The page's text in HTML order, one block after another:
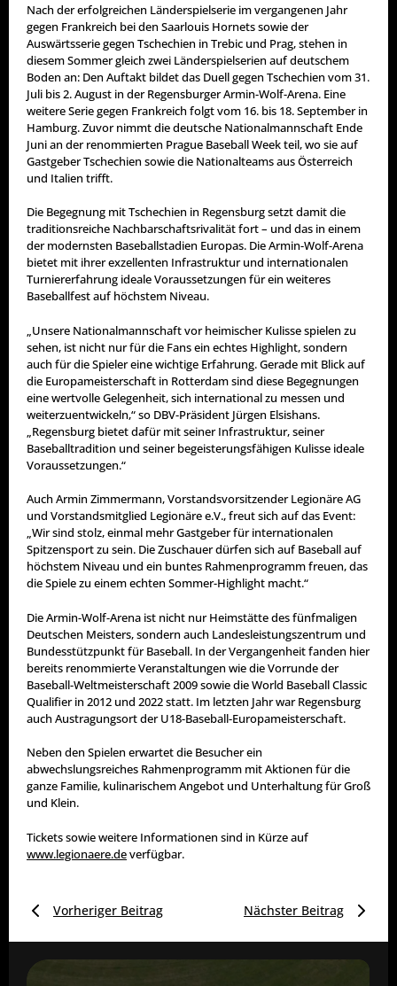
Nach der erfolgreichen Länderspielserie im vergangenen Jahr
gegen Frankreich bei den Saarlouis Hornets sowie der
Auswärtsserie gegen Tschechien in Trebic und Prag, stehen in
diesem Sommer gleich zwei Länderspielserien auf deutschem
Boden an: Den Auftakt bildet das Duell gegen Tschechien vom 31.
Juli bis 2. August in der Regensburger Armin-Wolf-Arena. Eine
weitere Serie gegen Frankreich folgt vom 16. bis 18. September in
Hamburg. Zuvor nimmt die deutsche Nationalmannschaft Ende
Juni an der renommierten Prague Baseball Week teil, wo sie auf
Gastgeber Tschechien sowie die Nationalteams aus Österreich
und Italien trifft.
Die Begegnung mit Tschechien in Regensburg setzt damit die
traditionsreiche Nachbarschaftsrivalität fort – und das in einem
der modernsten Baseballstadien Europas. Die Armin-Wolf-Arena
bietet mit ihrer exzellenten Infrastruktur und internationalen
Turniererfahrung ideale Voraussetzungen für ein weiteres
Baseballfest auf höchstem Niveau.
„Unsere Nationalmannschaft vor heimischer Kulisse spielen zu
sehen, ist nicht nur für die Fans ein echtes Highlight, sondern
auch für die Spieler eine wichtige Erfahrung. Gerade mit Blick auf
die Europameisterschaft in Rotterdam sind diese Begegnungen
eine wertvolle Gelegenheit, sich international zu messen und
weiterzuentwickeln,“ so DBV-Präsident Jürgen Elsishans.
„Regensburg bietet dafür mit seiner Infrastruktur, seiner
Baseballtradition und seiner begeisterungsfähigen Kulisse ideale
Voraussetzungen.“
Auch Armin Zimmermann, Vorstandsvorsitzender Legionäre AG
und Vorstandsmitglied Legionäre e.V., freut sich auf das Event:
„Wir sind stolz, einmal mehr Gastgeber für internationalen
Spitzensport zu sein. Die Zuschauer dürfen sich auf Baseball auf
höchstem Niveau und ein buntes Rahmenprogramm freuen, das
die Spiele zu einem echten Sommer-Highlight macht.“
Die Armin-Wolf-Arena ist nicht nur Heimstätte des fünfmaligen
Deutschen Meisters, sondern auch Landesleistungszentrum und
Bundesstützpunkt für Baseball. In der Vergangenheit fanden hier
bereits renommierte Veranstaltungen wie die Vorrunde der
Baseball-Weltmeisterschaft 2009 sowie die World Baseball Classic
Qualifier in 2012 und 2022 statt. Im letzten Jahr war Regensburg
auch Austragungsort der U18-Baseball-Europameisterschaft.
Neben den Spielen erwartet die Besucher ein
abwechslungsreiches Rahmenprogramm mit Aktionen für die
ganze Familie, kulinarischem Angebot und Unterhaltung für Groß
und Klein.
Tickets sowie weitere Informationen sind in Kürze auf
www.legionaere.deverfügbar.
Vorheriger Beitrag Nächster Beitrag